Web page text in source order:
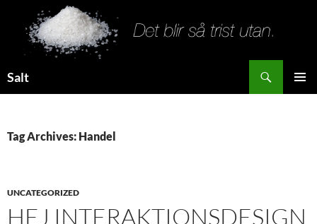
Salt
Tag Archives: Handel
UNCATEGORIZED
HEJ INTERAKTIONSDESIGN